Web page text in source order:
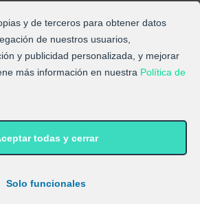
y de terceros para obtener datos
de nuestros usuarios,
y publicidad personalizada, y mejorar
más información en nuestra Política de
todas y cerrar
Solo funcionales
2017
2017
2018